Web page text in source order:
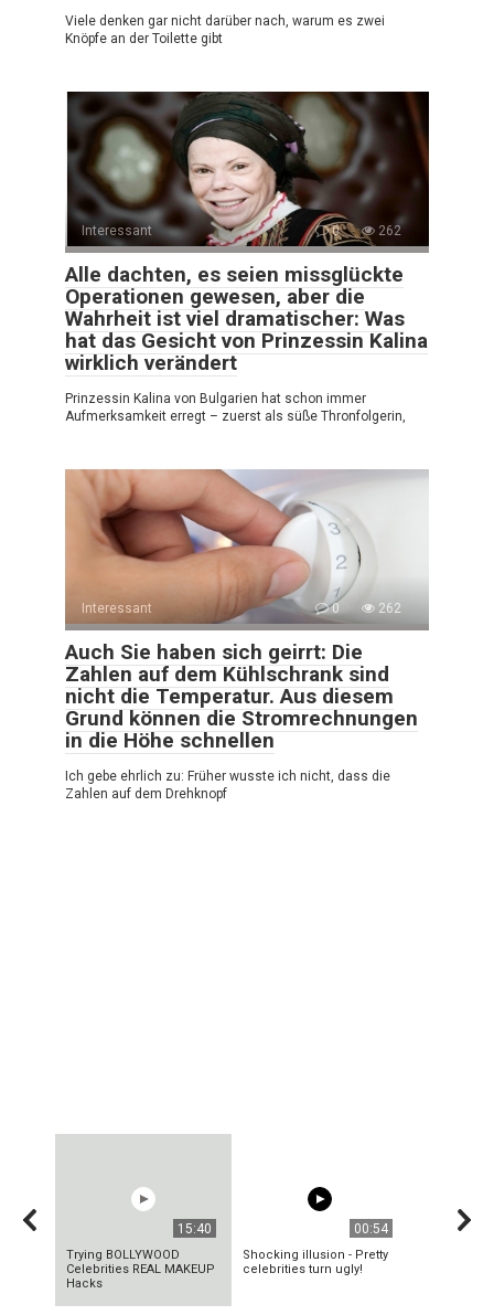
Viele denken gar nicht darüber nach, warum es zwei
Knöpfe an der Toilette gibt
Interessant 0 262
Alle dachten, es seien missglückte
Operationen gewesen, aber die
Wahrheit ist viel dramatischer: Was
hat das Gesicht von Prinzessin Kalina
wirklich verändert
Prinzessin Kalina von Bulgarien hat schon immer
Aufmerksamkeit erregt – zuerst als süße Thronfolgerin,
Interessant 0 262
Auch Sie haben sich geirrt: Die
Zahlen auf dem Kühlschrank sind
nicht die Temperatur. Aus diesem
Grund können die Stromrechnungen
in die Höhe schnellen
Ich gebe ehrlich zu: Früher wusste ich nicht, dass die
Zahlen auf dem Drehknopf
15:40
Trying BOLLYWOOD
Celebrities REAL MAKEUP
Hacks
00:54
Shocking illusion - Pretty
celebrities turn ugly!